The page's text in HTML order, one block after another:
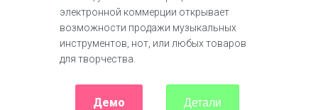
электронной коммерции открывает
возможности продажи музыкальных
инструментов, нот, или любых товаров
для творчества.
Демо Детали